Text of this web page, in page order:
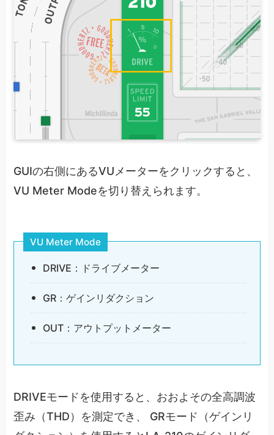
GUIの右側にあるVUメーターをクリックすると、
VU Meter Modeを切り替えられます。
VU Meter Mode
DRIVE：ドライブメーター
GR：ゲインリダクション
OUT：アウトプットメーター
DRIVEモードを使用すると、おおよその全高調波
歪み（THD）を測定でき、 GRモード（ゲインリ